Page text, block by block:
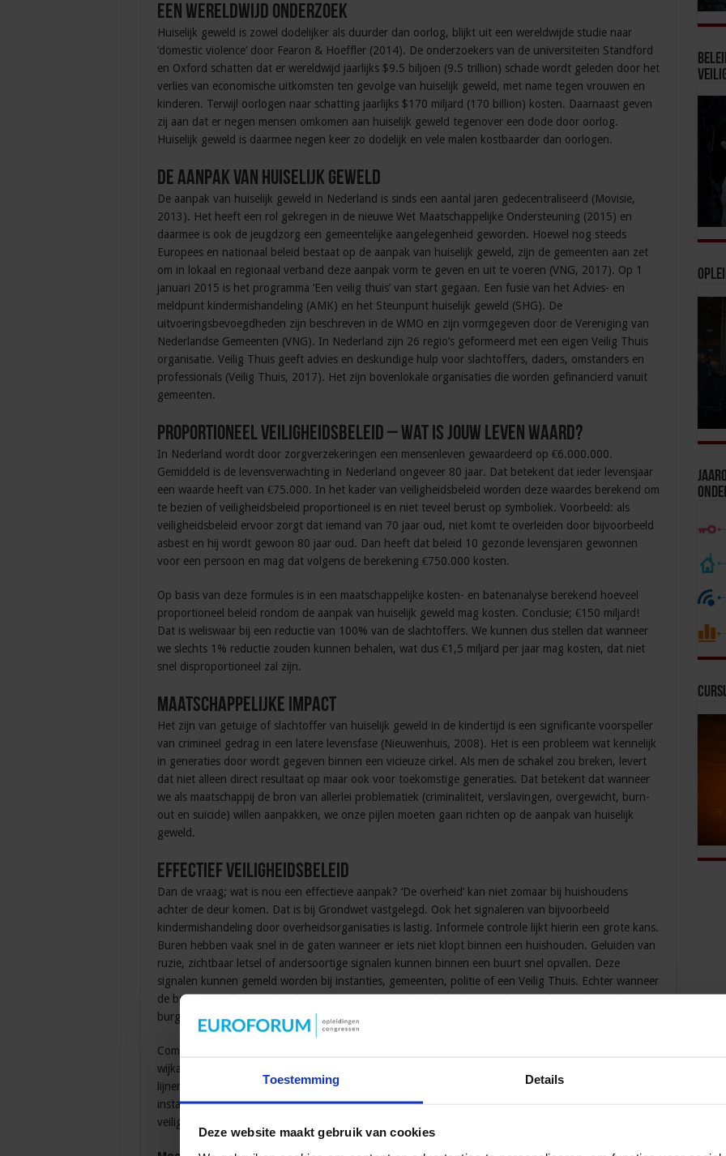
Toestemming Details
Deze website maakt gebruik van cookies
Een wereldwijd onderzoek
Huiselijk geweld is zowel dodelijker als duurder dan oorlog, blijkt uit een wereldwijde studie naar
‘domestic violence’ door Fearon & Hoeffler (2014). De onderzoekers van de universiteiten Standford
en Oxford schatten dat er wereldwijd jaarlijks $9.5 biljoen (9.5 trillion) schade wordt geleden door het
verlies van economische uitkomsten ten gevolge van huiselijk geweld, met name tegen vrouwen en
kinderen. Terwijl oorlogen naar schatting jaarlijks $170 miljard (170 billion) kosten. Daarnaast geven
zij aan dat er negen mensen omkomen aan huiselijk geweld tegenover een dode door oorlog.
Huiselijk geweld is daarmee negen keer zo dodelijk en vele malen kostbaarder dan oorlogen.
De aanpak van huiselijk geweld
De aanpak van huiselijk geweld in Nederland is sinds een aantal jaren gedecentraliseerd (Movisie,
2013). Het heeft een rol gekregen in de nieuwe Wet Maatschappelijke Ondersteuning (2015) en
daarmee is ook de jeugdzorg een gemeentelijke aangelegenheid geworden. Hoewel nog steeds
Europees en nationaal beleid bestaat op de aanpak van huiselijk geweld, zijn de gemeenten aan zet
om in lokaal en regionaal verband deze aanpak vorm te geven en uit te voeren (VNG, 2017). Op 1
januari 2015 is het programma ‘Een veilig thuis’ van start gegaan. Een fusie van het Advies- en
meldpunt kindermishandeling (AMK) en het Steunpunt huiselijk geweld (SHG). De
uitvoeringsbevoegdheden zijn beschreven in de WMO en zijn vormgegeven door de Vereniging van
Nederlandse Gemeenten (VNG). In Nederland zijn 26 regio’s geformeerd met een eigen Veilig Thuis
organisatie. Veilig Thuis geeft advies en deskundige hulp voor slachtoffers, daders, omstanders en
professionals (Veilig Thuis, 2017). Het zijn bovenlokale organisaties die worden gefinancierd vanuit
gemeenten.
Proportioneel veiligheidsbeleid – Wat is jouw leven waard?
In Nederland wordt door zorgverzekeringen een mensenleven gewaardeerd op €6.000.000.
Gemiddeld is de levensverwachting in Nederland ongeveer 80 jaar. Dat betekent dat ieder levensjaar
een waarde heeft van €75.000. In het kader van veiligheidsbeleid worden deze waardes berekend om
te bezien of veiligheidsbeleid proportioneel is en niet teveel berust op symboliek. Voorbeeld: als
veiligheidsbeleid ervoor zorgt dat iemand van 70 jaar oud, niet komt te overleiden door bijvoorbeeld
asbest en hij wordt gewoon 80 jaar oud. Dan heeft dat beleid 10 gezonde levensjaren gewonnen
voor een persoon en mag dat volgens de berekening €750.000 kosten.
Op basis van deze formules is in een maatschappelijke kosten- en batenanalyse berekend hoeveel
proportioneel beleid rondom de aanpak van huiselijk geweld mag kosten. Conclusie; €150 miljard!
Dat is weliswaar bij een reductie van 100% van de slachtoffers. We kunnen dus stellen dat wanneer
we slechts 1% reductie zouden kunnen behalen, wat dus €1,5 miljard per jaar mag kosten, dat niet
snel disproportioneel zal zijn.
Maatschappelijke impact
Het zijn van getuige of slachtoffer van huiselijk geweld in de kindertijd is een significante voorspeller
van crimineel gedrag in een latere levensfase (Nieuwenhuis, 2008). Het is een probleem wat kennelijk
in generaties door wordt gegeven binnen een vicieuze cirkel. Als men de schakel zou breken, levert
dat niet alleen direct resultaat op maar ook voor toekomstige generaties. Dat betekent dat wanneer
we als maatschappij de bron van allerlei problematiek (criminaliteit, verslavingen, overgewicht, burn-
out en suïcide) willen aanpakken, we onze pijlen moeten gaan richten op de aanpak van huiselijk
geweld.
Effectief veiligheidsbeleid
Dan de vraag; wat is nou een effectieve aanpak? ‘De overheid’ kan niet zomaar bij huishoudens
achter de deur komen. Dat is bij Grondwet vastgelegd. Ook het signaleren van bijvoorbeeld
kindermishandeling door overheidsorganisaties is lastig. Informele controle lijkt hierin een grote kans.
Buren hebben vaak snel in de gaten wanneer er iets niet klopt binnen een huishouden. Geluiden van
ruzie, zichtbaar letsel of andersoortige signalen kunnen binnen een buurt snel opvallen. Deze
signalen kunnen gemeld worden bij instanties, gemeenten, politie of een Veilig Thuis. Echter wanneer
de buurt met elkaar verbonden is, wanneer er sociale cohesie bestaat, kunnen de signalen redzame
burgers aansporen om elkaar te helpen.
Communities voor veiligheid biedt kansen. Kansen om als buurt te verbinden met elkaar, met de
wijkagent en met ambtenaren van de gemeente. Als een signaal van huiselijk geweld door kortere
lijnen met veiligheidsprofessionals, eerder tot een melding resulteert en er daarmee voor zorgt dat
instanties eerder op de hoogte zijn van de situatie, levert dat een potentieel positieve bijdrage aan de
veiligheidssituatie.